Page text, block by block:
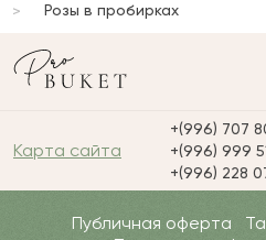
Розы в пробирках
Карта сайта
+(996) 707
+(996) 999
+(996) 228
Публичная оферта